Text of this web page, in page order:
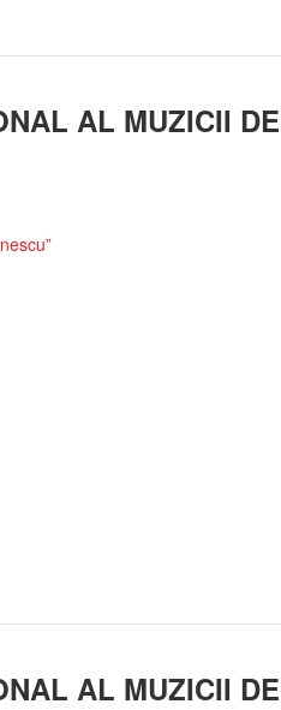
AL MUZICII
AL MUZICII